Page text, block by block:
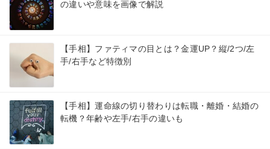
の違いや意味を画像で解説
【手相】ファティマの目とは？金運UP？縦/2つ/左
手/右手など特徴別
【手相】運命線の切り替わりは転職・離婚・結婚の
転機？年齢や左手/右手の違いも